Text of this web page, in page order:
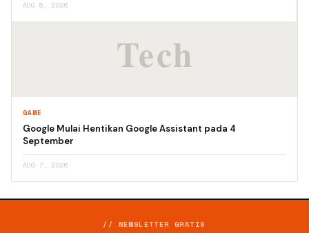
AUG 5, 2026
GAME
Google Mulai Hentikan Google Assistant pada 4
September
AUG 7, 2026
// NEWSLETTER GRATIS